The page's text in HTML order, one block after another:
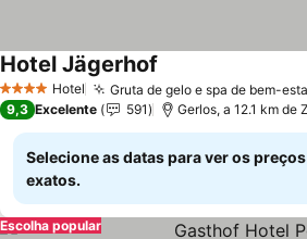
4 EstrelasHotel Gruta de gelo e spa de bem-
Hotel Jägerhof
9,3 Excelente 591 Gerlos, a 12.1 km de
Selecione as datas para ver os preços
exatos.
Escolha popular